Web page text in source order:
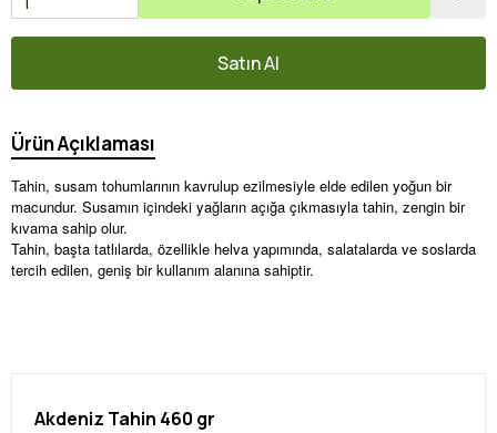
Satın Al
Ürün Açıklaması
Tahin, susam tohumlarının kavrulup ezilmesiyle elde edilen yoğun bir
macundur. Susamın içindeki yağların açığa çıkmasıyla tahin, zengin bir
kıvama sahip olur.
Tahin, başta tatlılarda, özellikle helva yapımında, salatalarda ve soslarda
tercih edilen, geniş bir kullanım alanına sahiptir.
Akdeniz Tahin 460 gr